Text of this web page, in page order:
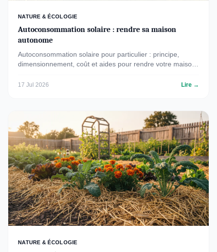
NATURE & ÉCOLOGIE
Autoconsommation solaire : rendre sa maison
autonome
Autoconsommation solaire pour particulier : principe,
dimensionnement, coût et aides pour rendre votre maison
17 Jul 2026 Lire →
NATURE & ÉCOLOGIE